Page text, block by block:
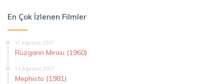
En Çok İzlenen Filmler
11 Ağustos 2017
Rüzgarın Mirası (1960)
13 Ağustos 2017
Mephisto (1981)